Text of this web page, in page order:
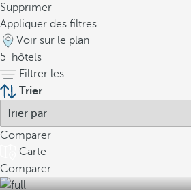
Supprimer
Appliquer des filtres
Voir sur le plan
5
hôtels
Filtrer les
Trier
Comparer
Carte
Comparer